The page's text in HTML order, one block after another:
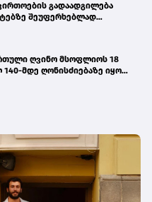
გადაადგილება
შეუფერხებლად
სამსახური
ღვინო მსოფლიოს 18
140-მდე ღონისძიებაზე იყო